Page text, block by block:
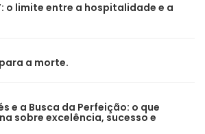
o limite entre a hospitalidade e a
a morte.
e a Busca da Perfeição: o que
sobre excelência, sucesso e